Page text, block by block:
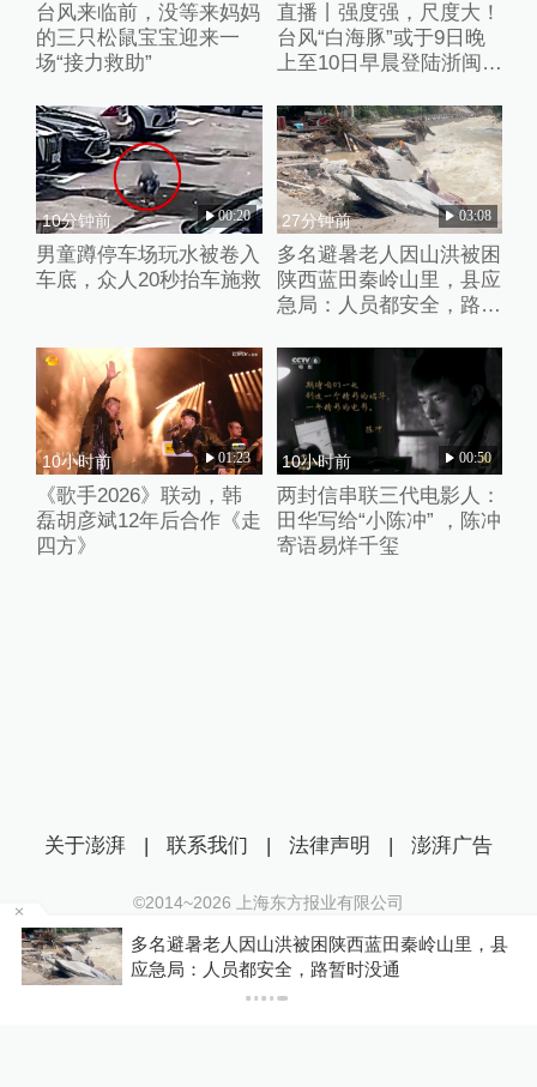
台风来临前，没等来妈妈
的三只松鼠宝宝迎来一
场“接力救助”
直播丨强度强，尺度大！
台风“白海豚”或于9日晚
上至10日早晨登陆浙闽沿
10分钟前 00:20
男童蹲停车场玩水被卷入
车底，众人20秒抬车施救
27分钟前 03:08
多名避暑老人因山洪被困
陕西蓝田秦岭山里，县应
急局：人员都安全，路暂
10小时前 01:23
《歌手2026》联动，韩
磊胡彦斌12年后合作《走
四方》
10小时前 00:50
两封信串联三代电影人：
田华写给“小陈冲” ，陈冲
寄语易烊千玺
多名避暑老人因山洪被困陕西蓝田秦岭山里，县
应急局：人员都安全，路暂时没通
关于澎湃 | 联系我们 | 法律声明 | 澎湃广告
©2014~2026 上海东方报业有限公司
沪ICP证：沪B2-20170116 | 沪ICP备14003370号
互联网新闻信息服务许可证：31120170006
沪公网安备 31010602000299号